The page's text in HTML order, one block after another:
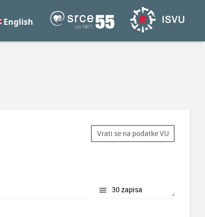
English
Vrati se na podatke VU